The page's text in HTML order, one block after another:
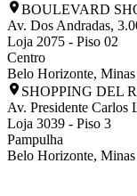
BOULEVARD
Av. Dos Andradas,
Loja 2075 - Piso 02
Centro
Belo Horizonte,
SHOPPING DEL
Av. Presidente Carlos
Loja 3039 - Piso 3
Pampulha
Belo Horizonte,